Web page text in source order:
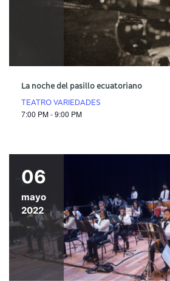
La noche del pasillo ecuatoriano
TEATRO VARIEDADES
7:00 PM - 9:00 PM
06
mayo
2022